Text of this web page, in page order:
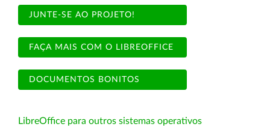
JUNTE-SE AO PROJETO!
FAÇA MAIS COM O LIBREOFFICE
DOCUMENTOS BONITOS
LibreOffice para outros sistemas operativos